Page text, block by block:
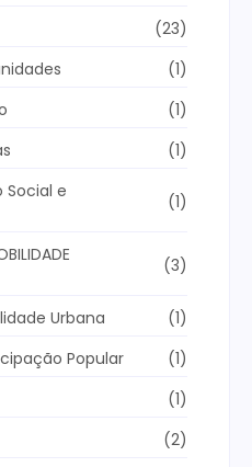
(23)
(1)
(1)
(1)
Social e
(1)
(3)
Urbana
(1)
Popular
(1)
(1)
(2)